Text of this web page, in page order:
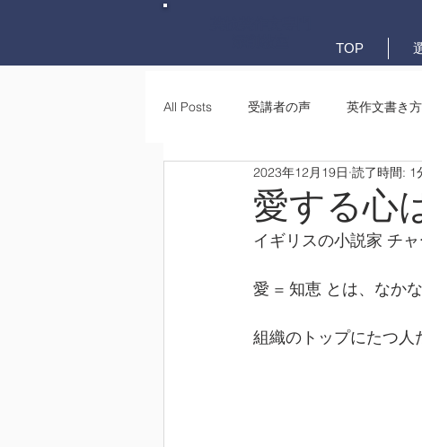
TOP
All Posts 受講者の声 英作文書き
英作文書き方(文法) 要約・e-メー
愛する心
2023年12月19日 読了時間: 1
イギリスの小説家 チ
愛 = 知恵 とは、なか
組織のトップにたつ人